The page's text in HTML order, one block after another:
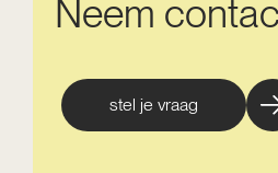
Neem
stel je vraag